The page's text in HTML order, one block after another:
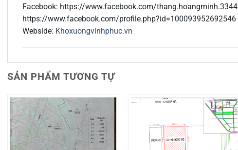
Facebook: https://www.facebook.com/thang.hoangminh.3344
https://www.facebook.com/profile.php?id=100093952692546
Webside: Khoxuongvinhphuc.vn
SẢN PHẨM TƯƠNG TỰ